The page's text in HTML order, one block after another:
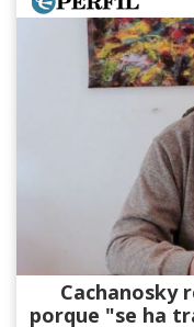
Cachanosky
porque "se ha